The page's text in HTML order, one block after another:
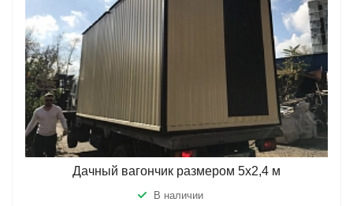
Дачный вагончик размером 5х2,4 м
В наличии